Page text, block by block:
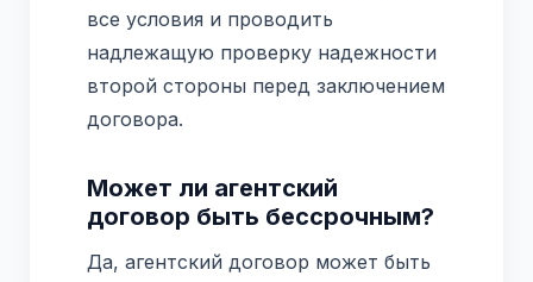
все условия и проводить
надлежащую проверку надежности
второй стороны перед заключением
договора.
Может ли агентский
договор быть бессрочным?
Да, агентский договор может быть